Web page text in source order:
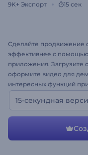
9K+ Экспорт 15 сек
Сделайте продвижение
эффективнее с
приложения. Загрузите
оформите видео для
интересных функций
подход и превзойдите
приложения с темной
15-секундная